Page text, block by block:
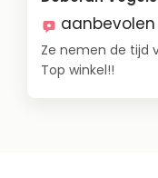
aanbevolen
Ze nemen de tijd
Top winkel!!